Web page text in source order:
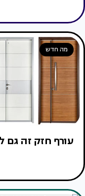
מה חדש
עורף חזק זה גם